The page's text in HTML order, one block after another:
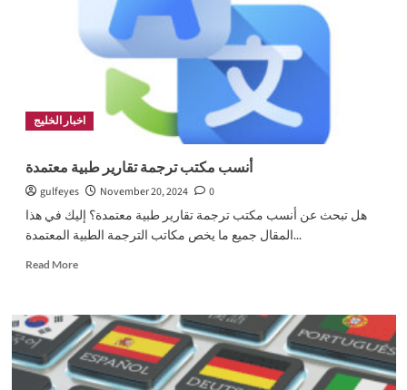
المتاجر
الإلكترونية
بالرياض
اخبار الخليج
أنسب مكتب ترجمة تقارير طبية معتمدة
gulfeyes November 20, 2024
0
هل تبحث عن أنسب مكتب ترجمة تقارير طبية معتمدة؟ إليك في هذا
المقال جميع ما يخص مكاتب الترجمة الطبية المعتمدة...
Read MoreRead
أنسب
مكتب
ترجمة
تقارير
طبية